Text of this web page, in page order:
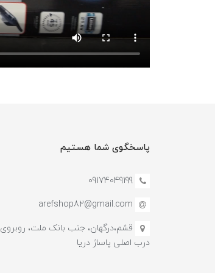
پاسخگوی شما هستیم
09174049199
arefshop82@gmail.com
قشم،درگهان، جنب بانک ملت، روبروی
درب اصلی پاساژ دریا